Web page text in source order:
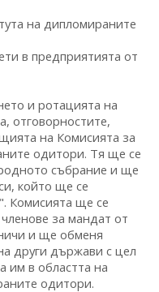
на дипломираните
в предприятията от
и ротацията на
отговорностите,
на Комисията за
одитори. Тя ще се
събрание и ще
който ще се
Комисията ще се
за мандат от
и ще обменя
други държави с цел
им в областта на
одитори.